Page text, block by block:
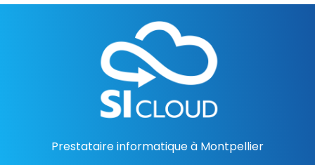
Prestataire informatique à Montpellier